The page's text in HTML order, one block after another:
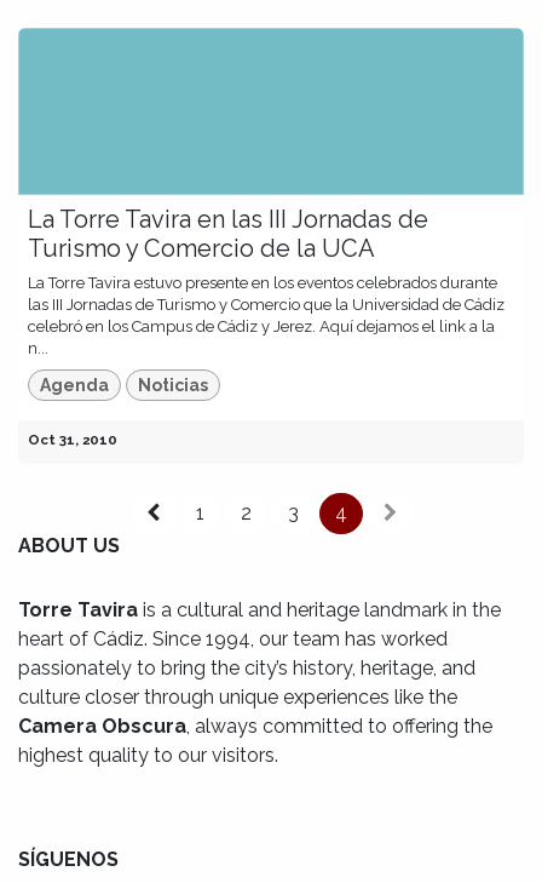
La Torre Tavira en las III Jornadas de
Turismo y Comercio de la UCA
La Torre Tavira estuvo presente en los eventos celebrados durante
las III Jornadas de Turismo y Comercio que la Universidad de Cádiz
celebró en los Campus de Cádiz y Jerez. Aquí dejamos el link a la
n...
Agenda Noticias
Oct 31, 2010
1 2 3
4
ABOUT US
Torre Tavira is a cultural and heritage landmark in the
heart of Cádiz. Since 1994, our team has worked
passionately to bring the city’s history, heritage, and
culture closer through unique experiences like the
Camera Obscura, always committed to offering the
highest quality to our visitors.
SÍGUENOS